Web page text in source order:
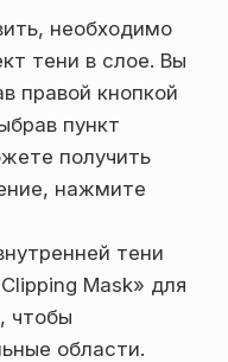
необходимо
тени в слое. Вы
правой кнопкой
пункт
получить
нажмите
тени
Mask» для
чтобы
области.